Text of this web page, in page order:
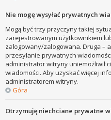
Nie mogę wysyłać prywatnych
Mogą być trzy przyczyny takiej
zarejestrowanym użytkownikiem
zalogowany/zalogowana. Druga –
przesyłanie prywatnych
administrator witryny uniemożliwił
wiadomości. Aby uzyskać więcej
administratorem witryny.
Góra
Otrzymuję niechciane prywatne